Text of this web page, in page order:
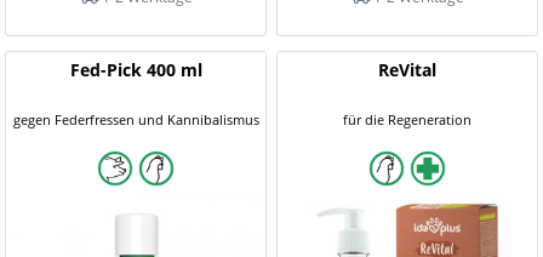
Fed-Pick 400 ml
gegen Federfressen und Kannibalismus
ReVital
für die Regeneration